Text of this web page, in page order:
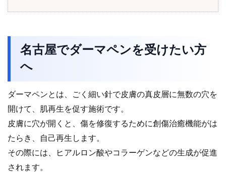
名古屋でダーマペンを受けたい方
へ
ダーマペンとは、ごく細い針で皮膚の真皮層に無数の穴を
開けて、肌再生を促す施術です。
皮膚に穴が開くと、傷を修復するために創傷治癒機能がは
たらき、自己再生します。
その際には、ヒアルロン酸やコラーゲンなどの生成が促進
されます。